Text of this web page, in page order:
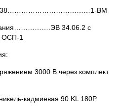
9238………………………………1-ВМ
34.06.2 с
ОСП-1
3000 В через комплект
кадмиевая 90 KL 180Р